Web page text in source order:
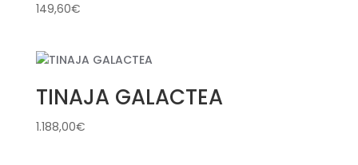
149,60€
TINAJA GALACTEA
1.188,00€